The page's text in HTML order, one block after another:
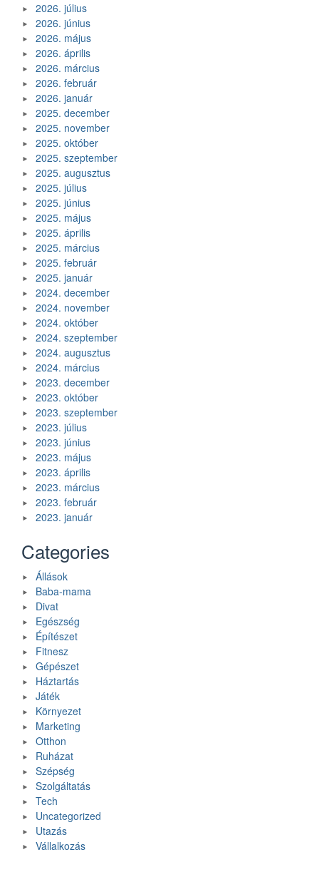
2026. július
2026. június
2026. május
2026. április
2026. március
2026. február
2026. január
2025. december
2025. november
2025. október
2025. szeptember
2025. augusztus
2025. július
2025. június
2025. május
2025. április
2025. március
2025. február
2025. január
2024. december
2024. november
2024. október
2024. szeptember
2024. augusztus
2024. március
2023. december
2023. október
2023. szeptember
2023. július
2023. június
2023. május
2023. április
2023. március
2023. február
2023. január
Categories
Állások
Baba-mama
Divat
Egészség
Építészet
Fitnesz
Gépészet
Háztartás
Játék
Környezet
Marketing
Otthon
Ruházat
Szépség
Szolgáltatás
Tech
Uncategorized
Utazás
Vállalkozás